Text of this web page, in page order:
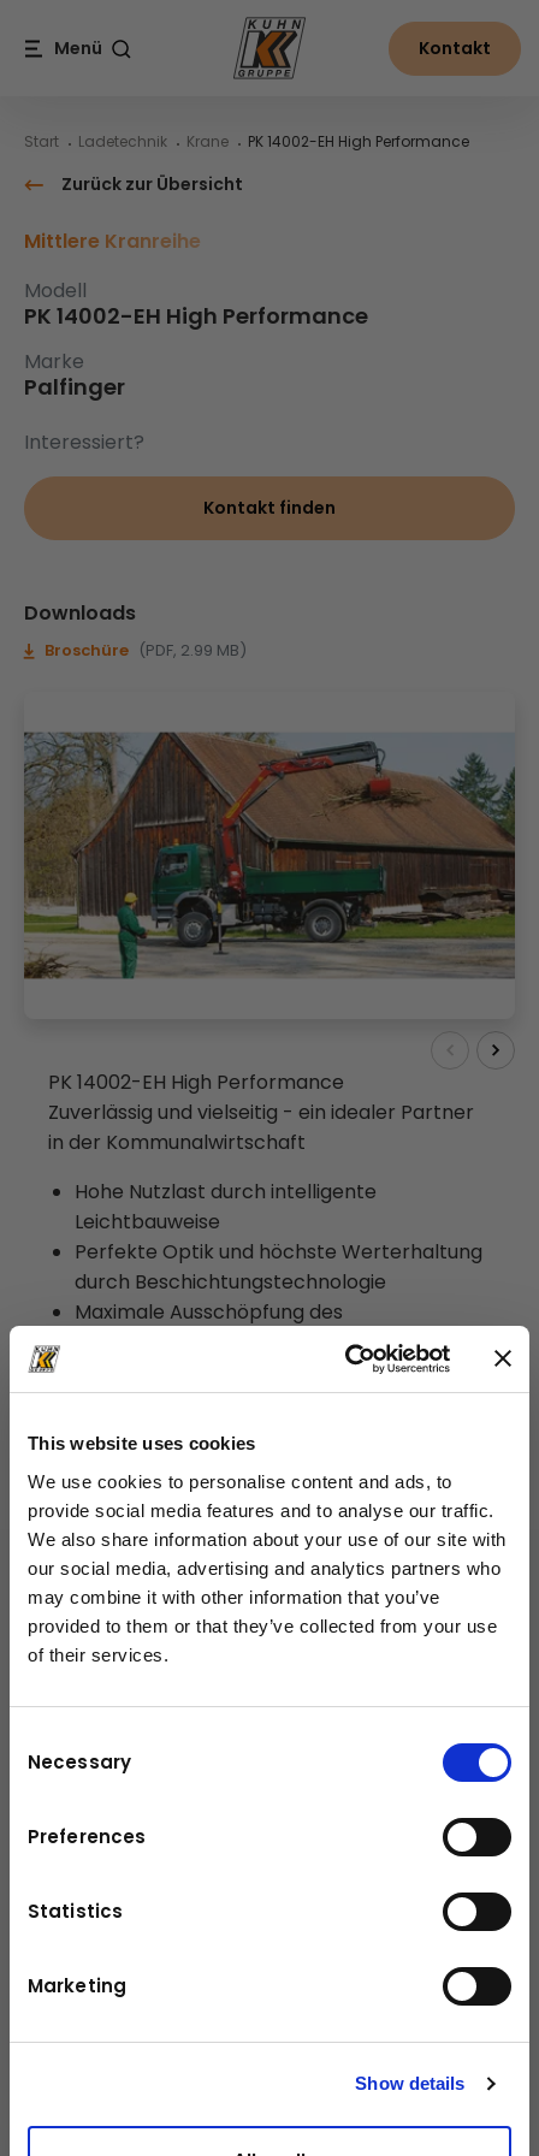
This website uses cookies
We use cookies to personalise content and ads, to
provide social media features and to analyse our traffic.
We also share information about your use of our site with
our social media, advertising and analytics partners who
may combine it with other information that you’ve
provided to them or that they’ve collected from your use
of their services.
Selection
Necessary
Preferences
Statistics
Marketing
Show details
PK 14002-EH High Performance
Menü Kontakt
Start Ladetechnik Krane PK 14002-EH High Performance
PK 14002-EH High Performance
Zuverlässig und vielseitig - ein idealer Partner
in der Kommunalwirtschaft
Hohe Nutzlast durch intelligente
Leichtbauweise
Perfekte Optik und höchste Werterhaltung
durch Beschichtungstechnologie
Maximale Ausschöpfung des
Arbeitsbereiches durch HPSC
Erhöhung der Einsatzmöglichkeiten durch
Schlauchausrüstung
Mehr Hubkraft durch E-HPLS
Technische Daten
Max. Hubmoment
Max. Hubkraft
420°
Schwenkgetriebe
2,51 m
Max. Betriebsdruck
350 bar
Zurück zur Übersicht
Mittlere Kranreihe
Modell
PK 14002-EH High Performance
Marke
Palfinger
Interessiert?
Kontakt finden
Downloads
Broschüre (PDF, 2.99 MB)
schließen